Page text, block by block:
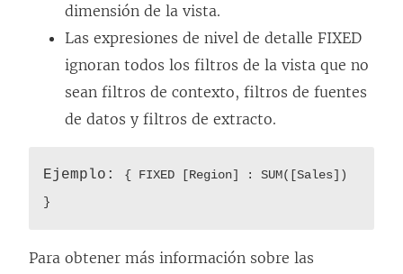
dimensión de la vista.
Las expresiones de nivel de detalle FIXED
ignoran todos los filtros de la vista que no
sean filtros de contexto, filtros de fuentes
de datos y filtros de extracto.
Ejemplo:
{ FIXED [Region] : SUM([Sales])
}
Para obtener más información sobre las